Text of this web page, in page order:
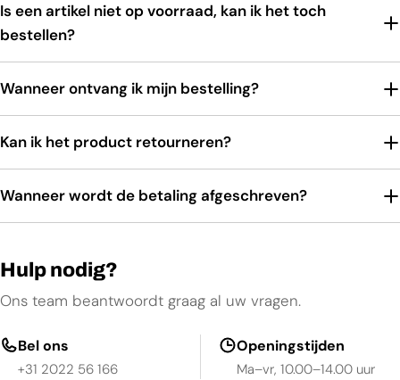
Is een artikel niet op voorraad, kan ik het toch
bestellen?
Wanneer ontvang ik mijn bestelling?
Kan ik het product retourneren?
Wanneer wordt de betaling afgeschreven?
Hulp nodig?
Ons team beantwoordt graag al uw vragen.
Bel ons
+31 2022 56 166
Openingstijden
Ma–vr, 10.00–14.00 uur